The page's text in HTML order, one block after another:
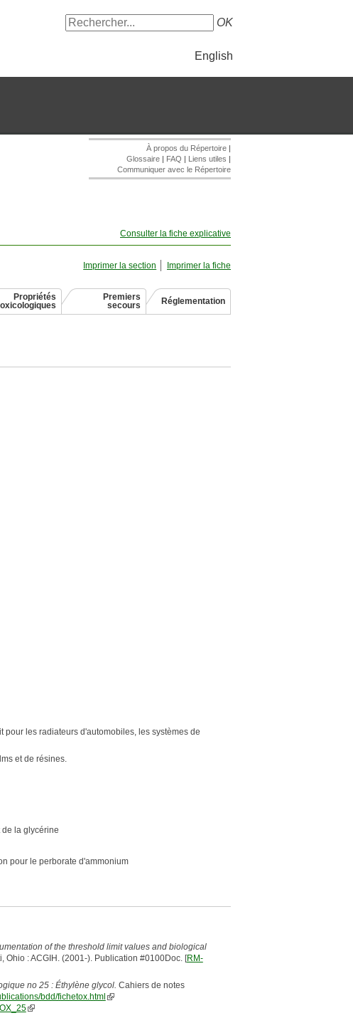
OK
English
À propos du Répertoire |
Glossaire | FAQ | Liens utiles |
Communiquer avec le Répertoire
Consulter la fiche explicative
Imprimer la section Imprimer la fiche
Propriétés
Premiers
secours
Réglementation
les radiateurs d'automobiles, les systèmes de
et de résines.
la glycérine
pour le perborate d'ammonium
of the threshold limit values and biological
Ohio : ACGIH. (2001-). Publication #0100Doc. [RM-
no 25 : Éthylène glycol. Cahiers de notes
bdd/fichetox.html